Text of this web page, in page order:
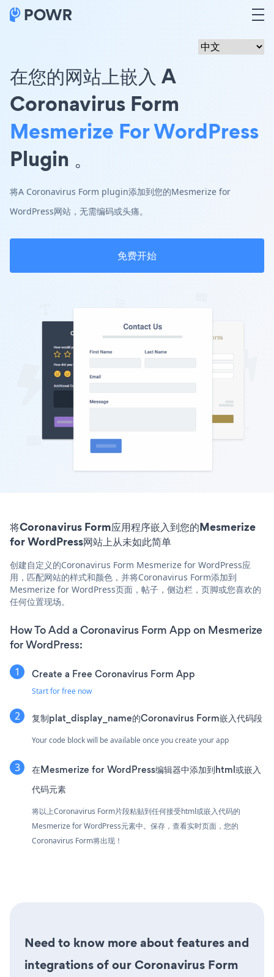
在您的网站上嵌入 A
Coronavirus Form
Mesmerize For WordPress
Plugin 。
将A Coronavirus Form plugin添加到您的Mesmerize for
WordPress网站，无需编码或头痛。
免费开始
将Coronavirus Form应用程序嵌入到您的Mesmerize
for WordPress网站上从未如此简单
创建自定义的Coronavirus Form Mesmerize for WordPress应
用，匹配网站的样式和颜色，并将Coronavirus Form添加到
Mesmerize for WordPress页面，帖子，侧边栏，页脚或您喜欢的
任何位置现场。
How To Add a Coronavirus Form App on Mesmerize
for WordPress:
Create a Free Coronavirus Form App
Start for free now
复制plat_display_name的Coronavirus Form嵌入代码段
Your code block will be available once you create your app
在Mesmerize for WordPress编辑器中添加到html或嵌入
代码元素
将以上Coronavirus Form片段粘贴到任何接受html或嵌入代码的
Mesmerize for WordPress元素中。保存，查看实时页面，您的
Coronavirus Form将出现！
Need to know more about features and
integrations of our Coronavirus Form